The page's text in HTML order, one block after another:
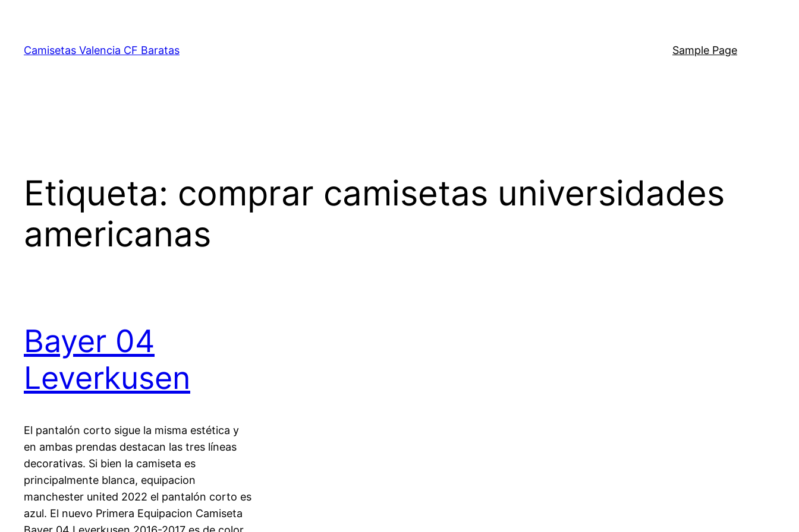
contenido
Camisetas Valencia CF Baratas Sample Page
Etiqueta: comprar camisetas universidades
americanas
Bayer 04
Leverkusen
El pantalón corto sigue la misma estética y
en ambas prendas destacan las tres líneas
decorativas. Si bien la camiseta es
principalmente blanca, equipacion
manchester united 2022 el pantalón corto es
azul. El nuevo Primera Equipacion Camiseta